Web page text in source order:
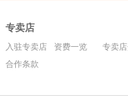
专卖店
入驻专卖店 资费一览
专卖
合作条款